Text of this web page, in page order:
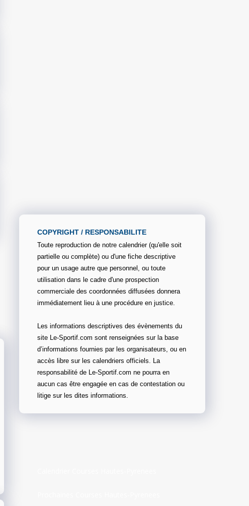
COPYRIGHT / RESPONSABILITE
Toute reproduction de notre calendrier (qu'elle soit
partielle ou complète) ou d'une fiche descriptive
pour un usage autre que personnel, ou toute
utilisation dans le cadre d'une prospection
commerciale des coordonnées diffusées donnera
immédiatement lieu à une procédure en justice.
Les informations descriptives des évènements du
site Le-Sportif.com sont renseignées sur la base
d’informations fournies par les organisateurs, ou en
accès libre sur les calendriers officiels. La
responsabilité de Le-Sportif.com ne pourra en
aucun cas être engagée en cas de contestation ou
litige sur les dites informations.